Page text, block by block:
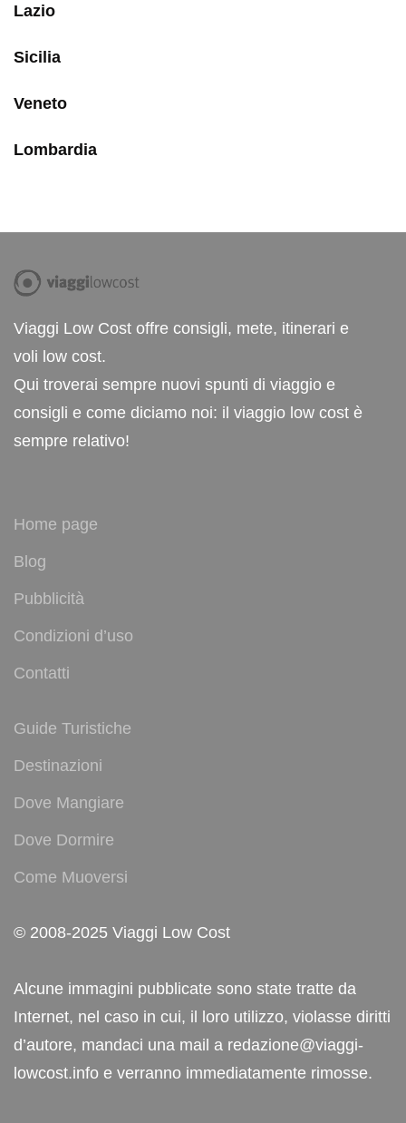
Lazio
Sicilia
Veneto
Lombardia
Viaggi Low Cost offre consigli, mete, itinerari e
voli low cost.
Qui troverai sempre nuovi spunti di viaggio e
consigli e come diciamo noi: il viaggio low cost è
sempre relativo!
Home page
Blog
Pubblicità
Condizioni d’uso
Contatti
Guide Turistiche
Destinazioni
Dove Mangiare
Dove Dormire
Come Muoversi
© 2008-2025 Viaggi Low Cost
Alcune immagini pubblicate sono state tratte da
Internet, nel caso in cui, il loro utilizzo, violasse diritti
d’autore, mandaci una mail a redazione@viaggi-
lowcost.info e verranno immediatamente rimosse.